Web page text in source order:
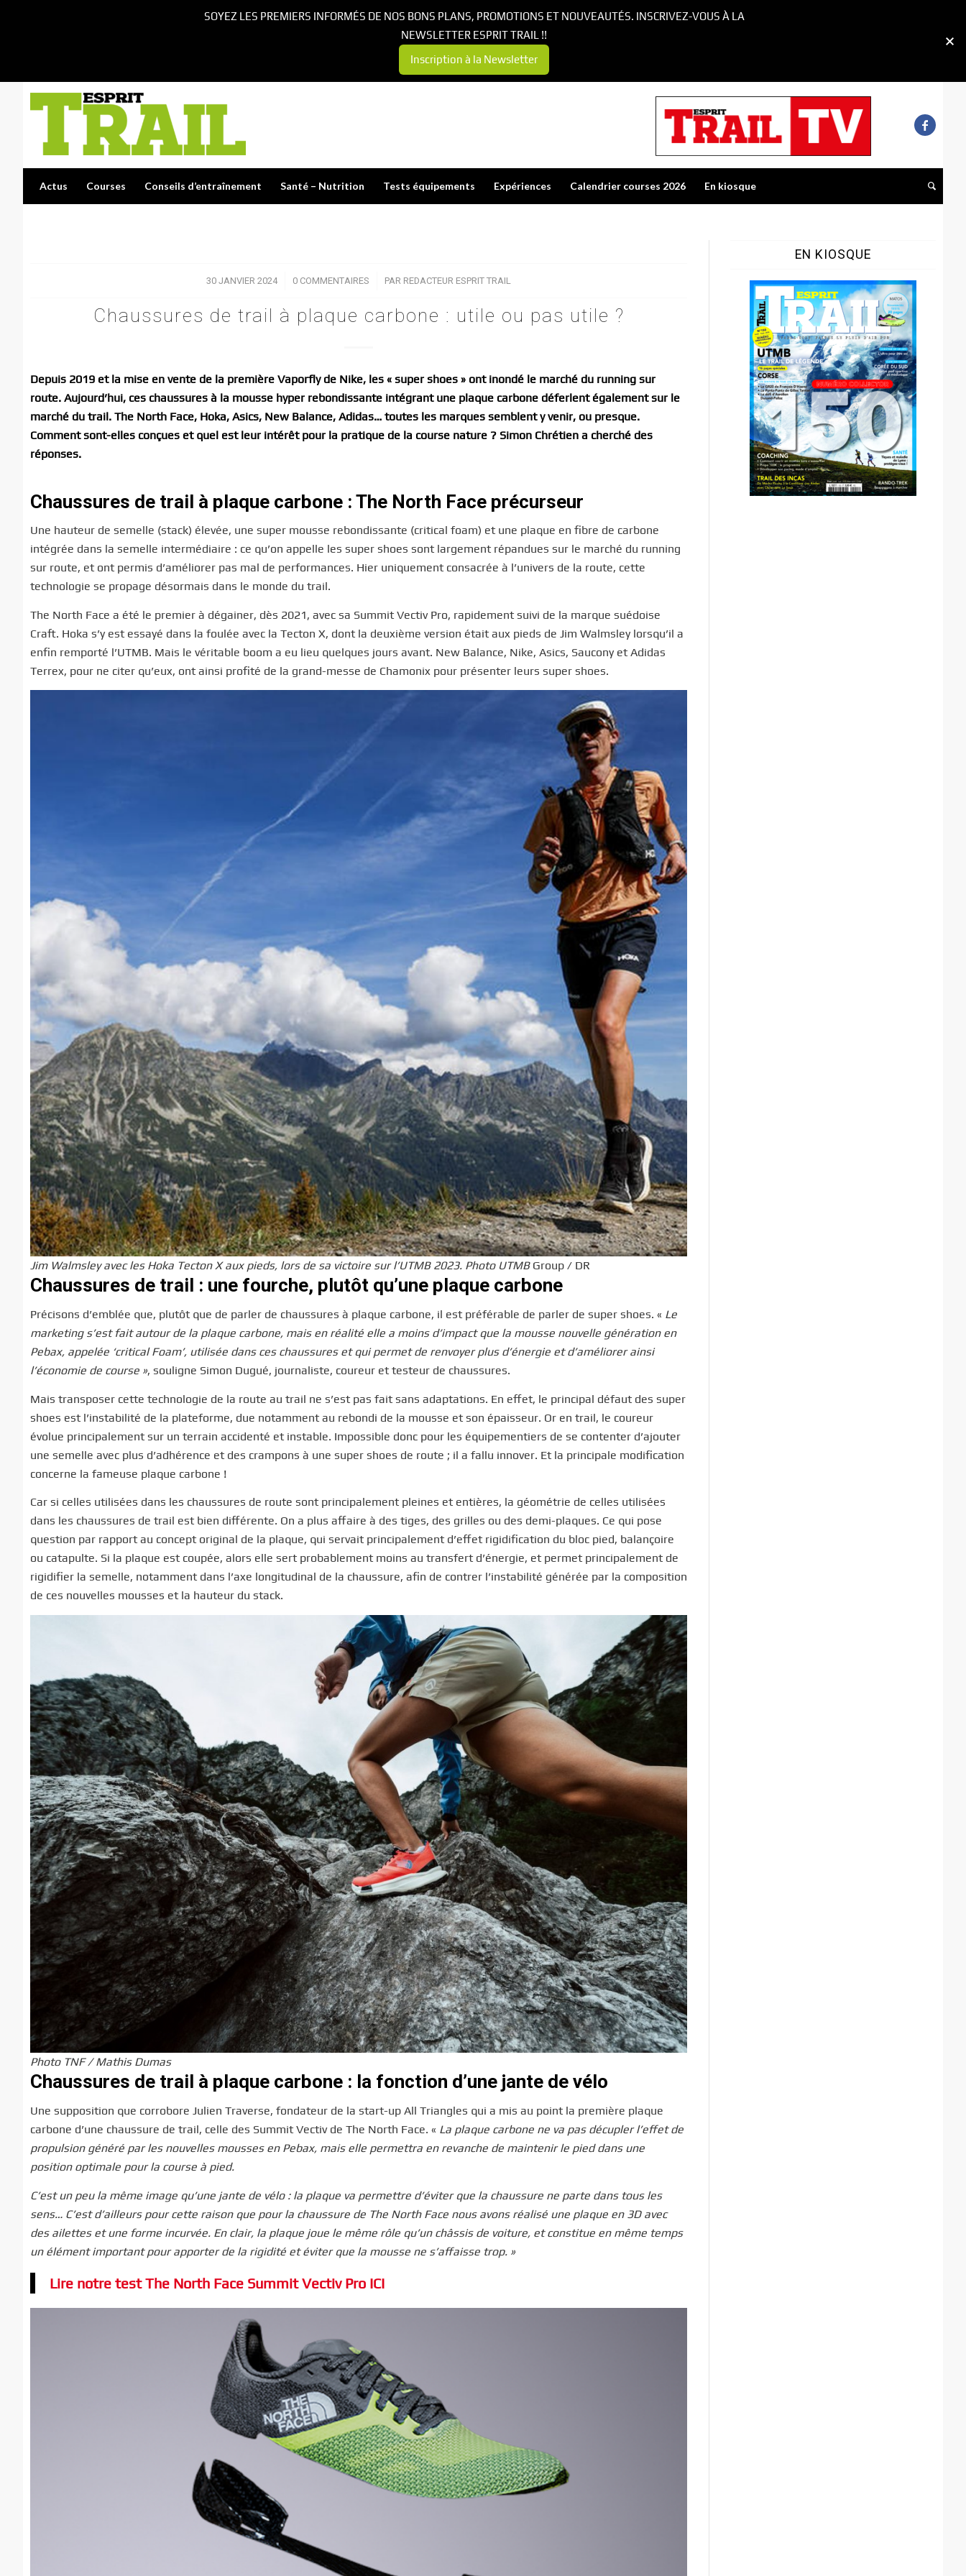
Actus Courses Conseils d’entraînement Santé – Nutrition Tests équipements Expériences Calendrier courses 2026 En kiosque
30 JANVIER 2024
/ 0 COMMENTAIRES
/ PAR REDACTEUR ESPRIT TRAIL
Chaussures de trail à plaque carbone : utile ou pas utile ?
Depuis 2019 et la mise en vente de la première Vaporfly de Nike, les « super shoes » ont inondé le marché du running sur
route. Aujourd’hui, ces chaussures à la mousse hyper rebondissante intégrant une plaque carbone déferlent également sur le
marché du trail. The North Face, Hoka, Asics, New Balance, Adidas… toutes les marques semblent y venir, ou presque.
Comment sont-elles conçues et quel est leur intérêt pour la pratique de la course nature ? Simon Chrétien a cherché des
réponses.
Chaussures de trail à plaque carbone : The North Face précurseur
Une hauteur de semelle (stack) élevée, une super mousse rebondissante (critical foam) et une plaque en fibre de carbone
intégrée dans la semelle intermédiaire : ce qu’on appelle les super shoes sont largement répandues sur le marché du running
sur route, et ont permis d’améliorer pas mal de performances. Hier uniquement consacrée à l’univers de la route, cette
technologie se propage désormais dans le monde du trail.
The North Face a été le premier à dégainer, dès 2021, avec sa Summit Vectiv Pro, rapidement suivi de la marque suédoise
Craft. Hoka s’y est essayé dans la foulée avec la Tecton X, dont la deuxième version était aux pieds de Jim Walmsley lorsqu’il a
enfin remporté l’UTMB. Mais le véritable boom a eu lieu quelques jours avant. New Balance, Nike, Asics, Saucony et Adidas
Terrex, pour ne citer qu’eux, ont ainsi profité de la grand-messe de Chamonix pour présenter leurs super shoes.
Jim Walmsley avec les Hoka Tecton X aux pieds, lors de sa victoire sur l’UTMB 2023. Photo UTMBGroup / DR
Chaussures de trail : une fourche, plutôt qu’une plaque carbone
Précisons d’emblée que, plutôt que de parler de chaussures à plaque carbone, il est préférable de parler de super shoes. « Le
marketing s’est fait autour de la plaque carbone, mais en réalité elle a moins d’impact que la mousse nouvelle génération en
Pebax, appelée ‘critical Foam’, utilisée dans ces chaussures et qui permet de renvoyer plus d’énergie et d’améliorer ainsi
l’économie de course », souligne Simon Dugué, journaliste, coureur et testeur de chaussures.
Mais transposer cette technologie de la route au trail ne s’est pas fait sans adaptations. En effet, le principal défaut des super
shoes est l’instabilité de la plateforme, due notamment au rebondi de la mousse et son épaisseur. Or en trail, le coureur
évolue principalement sur un terrain accidenté et instable. Impossible donc pour les équipementiers de se contenter d’ajouter
une semelle avec plus d’adhérence et des crampons à une super shoes de route ; il a fallu innover. Et la principale modification
concerne la fameuse plaque carbone !
Car si celles utilisées dans les chaussures de route sont principalement pleines et entières, la géométrie de celles utilisées
dans les chaussures de trail est bien différente. On a plus affaire à des tiges, des grilles ou des demi-plaques. Ce qui pose
question par rapport au concept original de la plaque, qui servait principalement d’effet rigidification du bloc pied, balançoire
ou catapulte. Si la plaque est coupée, alors elle sert probablement moins au transfert d’énergie, et permet principalement de
rigidifier la semelle, notamment dans l’axe longitudinal de la chaussure, afin de contrer l’instabilité générée par la composition
de ces nouvelles mousses et la hauteur du stack.
Photo TNF / Mathis Dumas
Chaussures de trail à plaque carbone : la fonction d’une jante de vélo
Une supposition que corrobore Julien Traverse, fondateur de la start-up All Triangles qui a mis au point la première plaque
carbone d’une chaussure de trail, celle des Summit Vectiv de The North Face. « La plaque carbone ne va pas décupler l’effet de
propulsion généré par les nouvelles mousses en Pebax, mais elle permettra en revanche de maintenir le pied dans une
position optimale pour la course à pied.
C’est un peu la même image qu’une jante de vélo : la plaque va permettre d’éviter que la chaussure ne parte dans tous les
sens… C’est d’ailleurs pour cette raison que pour la chaussure de The North Face nous avons réalisé une plaque en 3D avec
des ailettes et une forme incurvée. En clair, la plaque joue le même rôle qu’un châssis de voiture, et constitue en même temps
un élément important pour apporter de la rigidité et éviter que la mousse ne s’affaisse trop. »
Lire notre test The North Face Summit Vectiv Pro ICI
EN KIOSQUE
SOYEZ LES PREMIERS INFORMÉS DE NOS BONS PLANS, PROMOTIONS ET NOUVEAUTÉS. INSCRIVEZ-VOUS À LA
NEWSLETTER ESPRIT TRAIL !!
Inscription à la Newsletter